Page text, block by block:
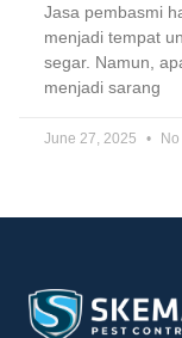
Jasa pembasmi
menjadi tempat
segar. Namun,
menjadi sarang
June 27, 2025